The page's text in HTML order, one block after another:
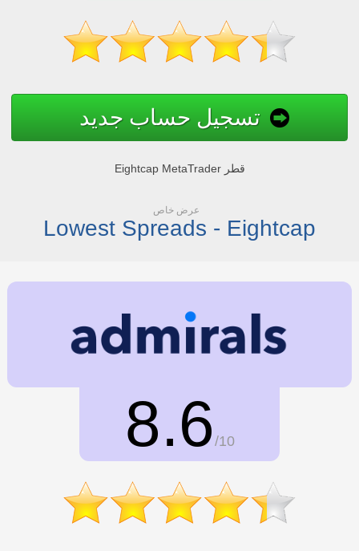
تسجيل حساب جديد
Eightcap MetaTrader قطر
عرض خاص
Lowest Spreads - Eightcap
8.6 /10